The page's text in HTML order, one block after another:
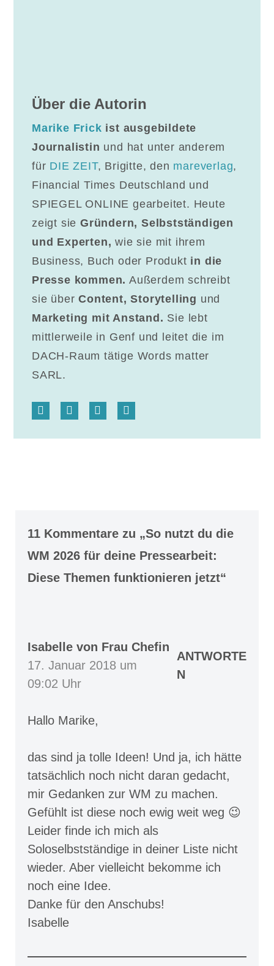
Über die Autorin
Marike Frick ist ausgebildete
Journalistin und hat unter anderem
für DIE ZEIT, Brigitte, den mareverlag,
Financial Times Deutschland und
SPIEGEL ONLINE gearbeitet. Heute
zeigt sie Gründern, Selbstständigen
und Experten, wie sie mit ihrem
Business, Buch oder Produkt in die
Presse kommen. Außerdem schreibt
sie überContent, Storytelling und
Marketing mit Anstand. Sie lebt
mittlerweile in Genf und leitet die im
DACH-Raum tätige Words matter
SARL.
11 Kommentare zu „So nutzt du die
WM 2026 für deine Pressearbeit:
Diese Themen funktionieren jetzt“
Isabelle von Frau Chefin
17. Januar 2018 um
09:02 Uhr
ANTWORTE
N
Hallo Marike,
das sind ja tolle Ideen! Und ja, ich hätte
tatsächlich noch nicht daran gedacht,
mir Gedanken zur WM zu machen.
Gefühlt ist diese noch ewig weit weg 😉
Leider finde ich mich als
Soloselbstständige in deiner Liste nicht
wieder. Aber vielleicht bekomme ich
noch eine Idee.
Danke für den Anschubs!
Isabelle